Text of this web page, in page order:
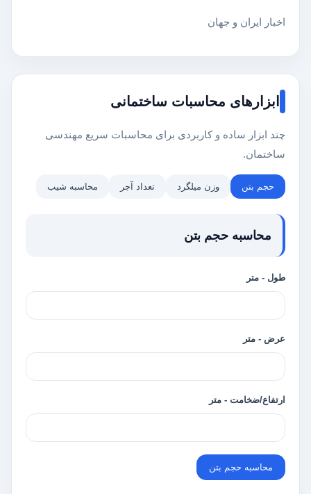
اخبار ایران و جهان
ابزارهای محاسبات ساختمانی
چند ابزار ساده و کاربردی برای محاسبات سریع مهندسی
ساختمان.
حجم بتن وزن میلگرد تعداد آجر محاسبه شیب
محاسبه حجم بتن
طول - متر
عرض - متر
ارتفاع/ضخامت - متر
محاسبه حجم بتن